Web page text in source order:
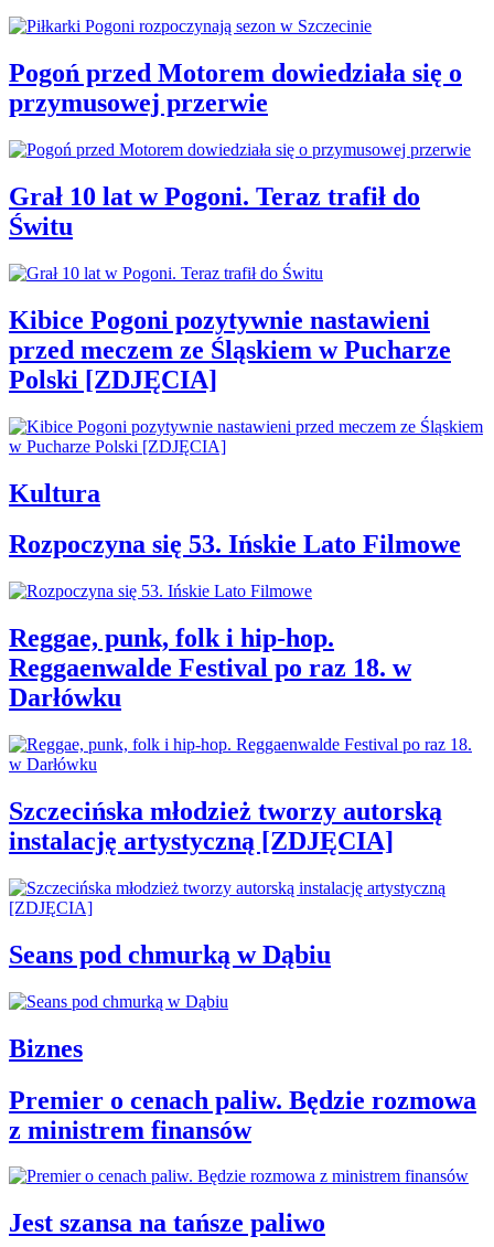
Pogoń przed Motorem dowiedziała się o
przymusowej przerwie
Grał 10 lat w Pogoni. Teraz trafił do
Świtu
Kibice Pogoni pozytywnie nastawieni
przed meczem ze Śląskiem w Pucharze
Polski [ZDJĘCIA]
Kultura
Rozpoczyna się 53. Ińskie Lato Filmowe
Reggae, punk, folk i hip-hop.
Reggaenwalde Festival po raz 18. w
Darłówku
Szczecińska młodzież tworzy autorską
instalację artystyczną [ZDJĘCIA]
Seans pod chmurką w Dąbiu
Biznes
Premier o cenach paliw. Będzie rozmowa
z ministrem finansów
Jest szansa na tańsze paliwo